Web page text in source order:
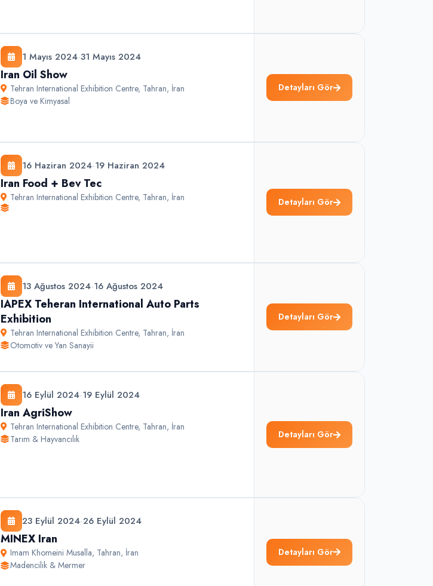
1 Mayıs 2024-31 Mayıs 2024
Iran Oil Show
Tehran International Exhibition Centre, Tahran, İran
Boya ve Kimyasal
Detayları Gör
16 Haziran 2024-19 Haziran 2024
Iran Food + Bev Tec
Tehran International Exhibition Centre, Tahran, İran Detayları Gör
13 Ağustos 2024-16 Ağustos 2024
IAPEX Teheran International Auto Parts
Exhibition
Tehran International Exhibition Centre, Tahran, İran
Otomotiv ve Yan Sanayii
Detayları Gör
16 Eylül 2024-19 Eylül 2024
Iran AgriShow
Tehran International Exhibition Centre, Tahran, İran
Tarım & Hayvancılık
Detayları Gör
23 Eylül 2024-26 Eylül 2024
MINEX Iran
Imam Khomeini Musalla, Tahran, İran
Madencilik & Mermer
Detayları Gör